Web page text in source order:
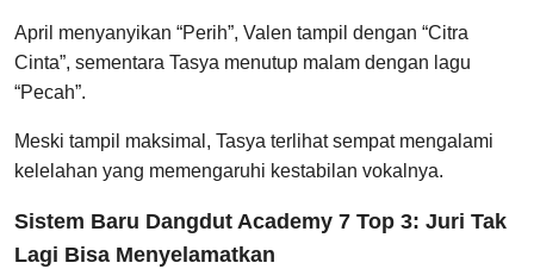
April menyanyikan “Perih”, Valen tampil dengan “Citra
Cinta”, sementara Tasya menutup malam dengan lagu
“Pecah”.
Meski tampil maksimal, Tasya terlihat sempat mengalami
kelelahan yang memengaruhi kestabilan vokalnya.
Sistem Baru Dangdut Academy 7 Top 3: Juri Tak
Lagi Bisa Menyelamatkan